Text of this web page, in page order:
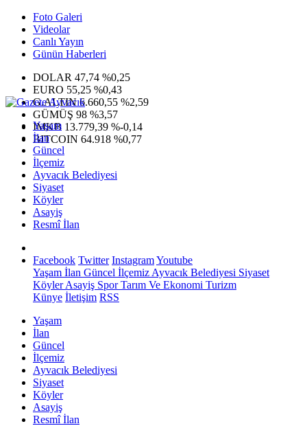
Foto Galeri
Videolar
Canlı Yayın
Günün Haberleri
DOLAR 47,74 %0,25
EURO 55,25 %0,43
G.ALTIN6.660,55 %2,59
GÜMÜŞ 98 %3,57
IMKB 13.779,39 %-0,14
BITCOIN 64.918 %0,77
Yaşam
İlan
Güncel
İlçemiz
Ayvacık Belediyesi
Siyaset
Köyler
Asayiş
Resmî İlan
Facebook Twitter InstagramYoutube
Yaşam İlan Güncel İlçemiz Ayvacık Belediyesi Siyaset
KöylerAsayiş SporTarım Ve Ekonomi Turizm
Künye İletişim RSS
Yaşam
İlan
Güncel
İlçemiz
Ayvacık Belediyesi
Siyaset
Köyler
Asayiş
Resmî İlan